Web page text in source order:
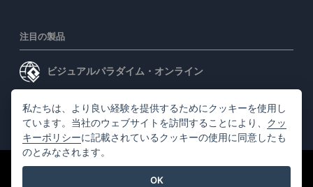
注目の製品
ビジュアルパラダイム・オンライン
ビジュアルパラダイムデスクトップ
©2026 by Visual Paradigm. 全ての権利を有する
私たちは、より良い経験を提供するためにクッキーを使用し
ています。当社のウェブサイトを訪問することにより、 クッ
キーポリシーに記載されているクッキーの使用に同意したも
のとみなされます。
OK